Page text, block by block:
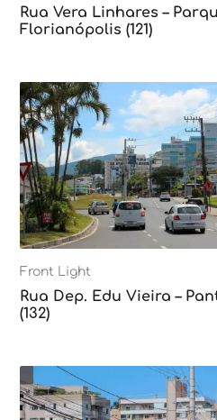
Rua Vera Linhares –
Florianópolis (121)
Front Light
Rua Dep. Edu Vieira –
(132)